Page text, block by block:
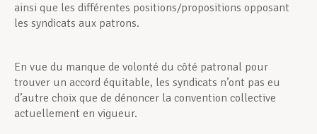
ainsi que les différentes positions/propositions opposant
les syndicats aux patrons.
En vue du manque de volonté du côté patronal pour
trouver un accord équitable, les syndicats n’ont pas eu
d’autre choix que de dénoncer la convention collective
actuellement en vigueur.